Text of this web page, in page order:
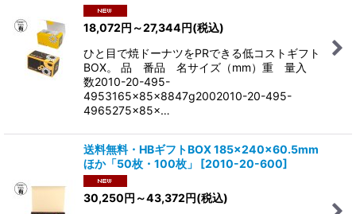
18,072円 ～27,344円(税込)
ひと目で焼ドーナツをPRできる低コストギフト
BOX。 品 番品 名サイズ（mm）重 量入
数2010-20-495-
4953165×85×8847g2002010-20-495-
4965275×85×…
送料無料・HBギフトBOX 185×240×60.5mm
ほか「50枚・100枚」
[2010-20-600]
30,250円 ～43,372円(税込)